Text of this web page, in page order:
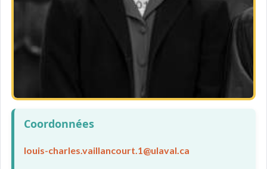
Coordonnées
louis-charles.vaillancourt.1@ulaval.ca